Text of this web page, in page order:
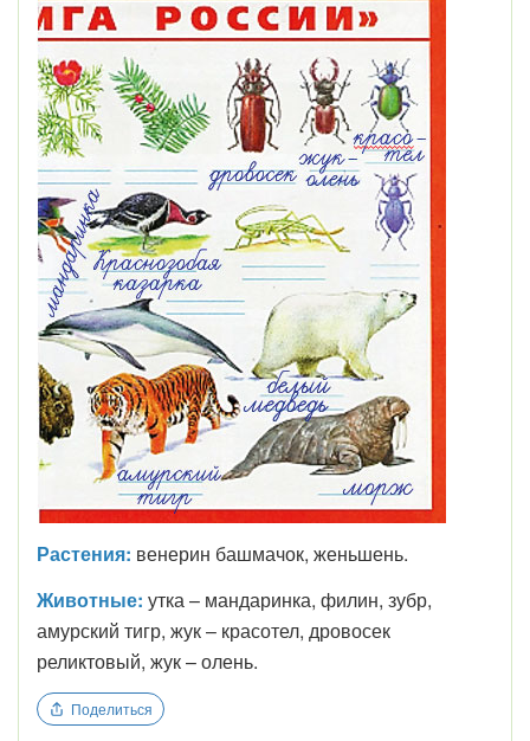
Растения: венерин башмачок, женьшень.
Животные: утка – мандаринка, филин, зубр,
амурский тигр, жук – красотел, дровосек
реликтовый, жук – олень.
Поделиться